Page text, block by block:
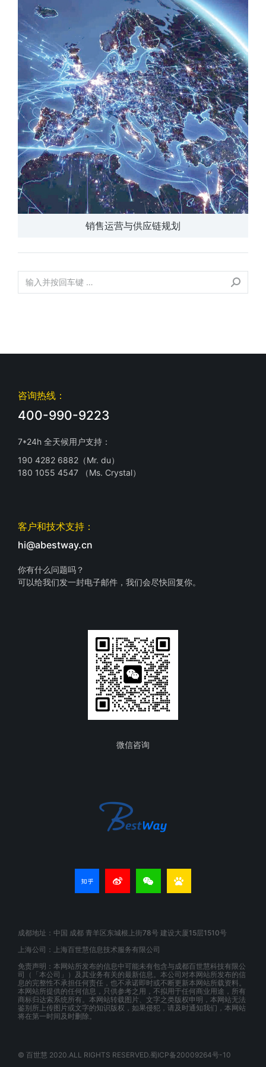
销售运营与供应链规划
咨询热线：
400-990-9223
7*24h 全天候用户支持：
190 4282 6882（Mr. du）
180 1055 4547 （Ms. Crystal）
客户和技术支持：
hi@abestway.cn
你有什么问题吗？
可以给我们发一封电子邮件，我们会尽快回复你。
微信咨询
成都地址：中国 成都 青羊区东城根上街78号 建设大厦15层1510号
上海公司：上海百世慧信息技术服务有限公司
免责声明：本网站所发布的信息中可能未有包含与成都百世慧科技有限公
司（「本公司」）及其业务有关的最新信息。本公司对本网站所发布的信
息的完整性不承担任何责任，也不承诺即时或不断更新本网站所载资料。
本网站所提供的任何信息，只供参考之用，不拟用于任何商业用途，所有
商标归达索系统所有。本网站转载图片、文字之类版权申明，本网站无法
鉴别所上传图片或文字的知识版权，如果侵犯，请及时通知我们，本网站
将在第一时间及时删除。
© 百世慧 2020.ALL RIGHTS RESERVED.蜀ICP备20009264号-10